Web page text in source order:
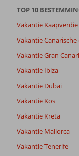
Eten
8,4
Kamers
Wifi kwaliteit
Alle
TOP 10
Vakantie Kaapverdië
Vakantie
Vakantie Gran
Vakantie Ibiza
Vakantie Dubai
Vakantie Kos
Vakantie Kreta
Vakantie Mallorca
Vakantie Tenerife